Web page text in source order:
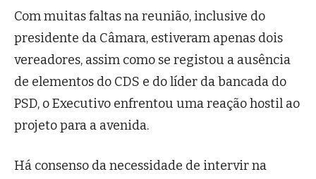
Com muitas faltas na reunião, inclusive do
presidente da Câmara, estiveram apenas dois
vereadores, assim como se registou a ausência
de elementos do CDS e do líder da bancada do
PSD, o Executivo enfrentou uma reação hostil ao
projeto para a avenida.
Há consenso da necessidade de intervir na